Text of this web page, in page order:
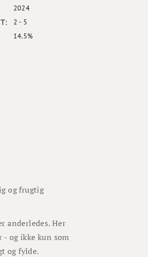
2024
2 - 5
14.5%
og frugtig
anderledes. Her
og ikke kun som
og fylde.